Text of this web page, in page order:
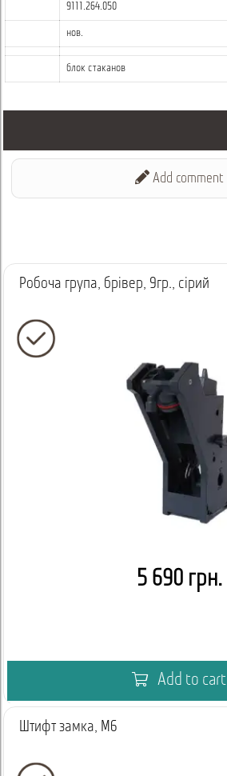
9111.264.050
нов.
блок стаканов
Add comment
Робоча група, брівер, 9гр., сірий
5 690 грн.
Add to cart
Штифт замка, М6